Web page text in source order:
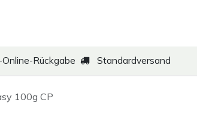
Rückgabe Standardversand
100g CP